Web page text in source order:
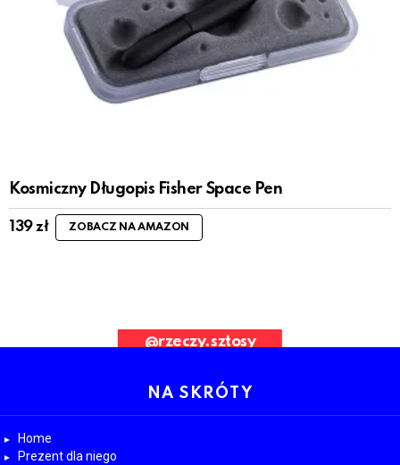
Kosmiczny Długopis Fisher Space Pen
139zł ZOBACZ NA AMAZON
Request. Error validating application
@rzeczy.sztosy
NA SKRÓTY
Home
Prezent dla niego